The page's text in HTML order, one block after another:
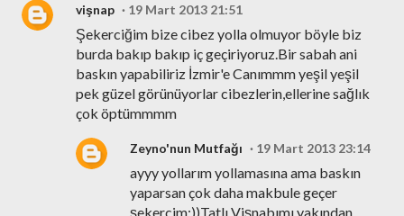
vişnap 19 Mart 2013 21:51
Şekerciğim bize cibez yolla olmuyor böyle biz
burda bakıp bakıp iç geçiriyoruz.Bir sabah ani
baskın yapabiliriz İzmir'e Canımmm yeşil yeşil
pek güzel görünüyorlar cibezlerin,ellerine sağlık
çok öptümmmm
Zeyno'nun Mutfağı 19 Mart 2013 23:14
ayyy yollarım yollamasına ama baskın
yaparsan çok daha makbule geçer
şekercim:))Tatlı Vişnabımı yakından